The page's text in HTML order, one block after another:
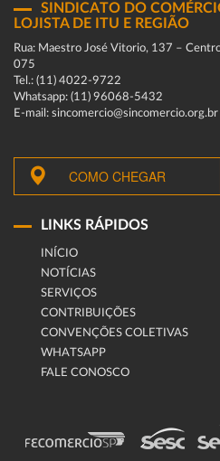
SINDICATO DO
LOJISTA DE ITU E REGIÃO
Rua: Maestro José Vitorio, 137 –
075
Tel.: (11) 4022-9722
Whatsapp: (11) 96068-5432
E-mail: sincomercio@sincomercio.org.br
COMO CHEGAR
LINKS RÁPIDOS
INÍCIO
NOTÍCIAS
SERVIÇOS
CONTRIBUIÇÕES
CONVENÇÕES COLETIVAS
WHATSAPP
FALE CONOSCO